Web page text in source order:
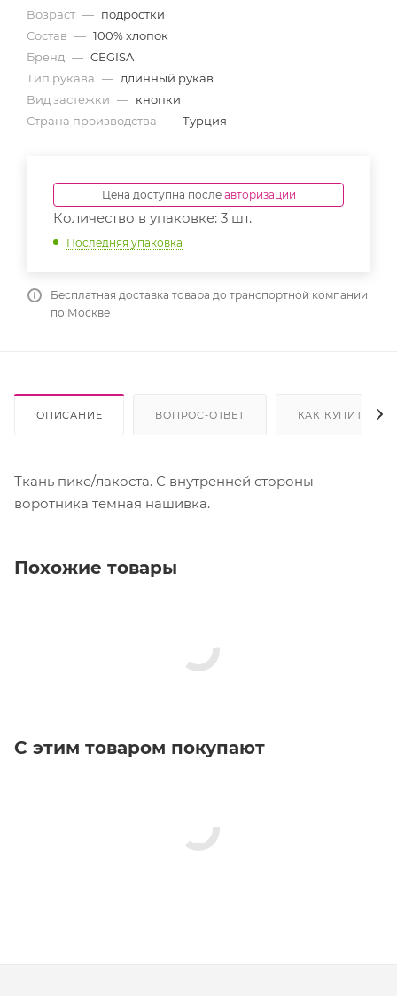
Возраст — подростки
Состав — 100% хлопок
Бренд — CEGISA
Тип рукава — длинный рукав
Вид застежки — кнопки
Страна производства — Турция
Цена доступна после авторизации
Количество в упаковке: 3 шт.
Последняя упаковка
Бесплатная доставка товара до транспортной компании
по Москве
ОПИСАНИЕ ВОПРОС-ОТВЕТ КАК КУПИТЬ
Ткань пике/лакоста. С внутренней стороны
воротника темная нашивка.
Похожие товары
С этим товаром покупают